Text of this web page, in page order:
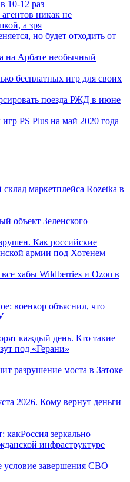
10-12 раз
никак не
а зря
но будет отходить от
на Арбате необычный
бесплатных игр для своих
поезда РЖД в июне
PS Plus на май 2020 года
маркетплейса Rozetka в
объект Зеленского
Как российские
армии под Хотенем
хабы Wildberries и Ozon в
военкор объяснил, что
каждый день. Кто такие
под «Герани»
разрушение моста в Затоке
2026. Кому вернут деньги
какРоссия зеркально
инфраструктуре
условие завершения СВО